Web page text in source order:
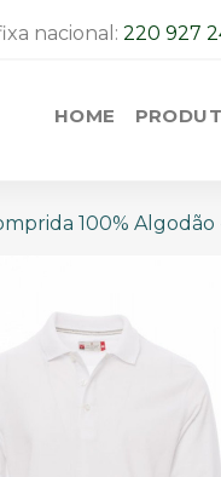
nacional: 220 927
HOME
100%